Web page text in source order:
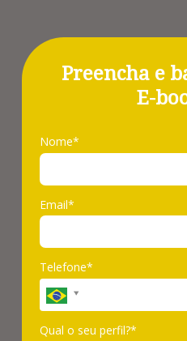
Preencha e
E-
Nome*
Email*
Telefone*
Qual o seu perfil?*